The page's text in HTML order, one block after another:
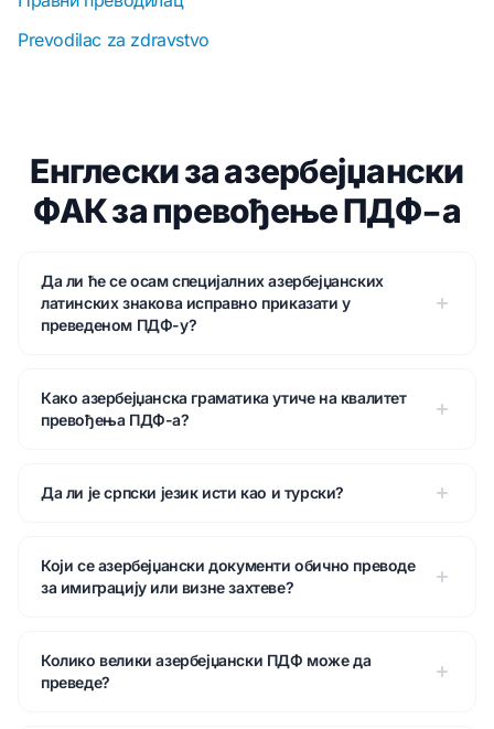
Prevodilac za zdravstvo
Енглески за азербејџански
ФАК за превођење ПДФ-а
Да ли ће се осам специјалних азербејџанских
латинских знакова исправно приказати у
преведеном ПДФ-у?
Како азербејџанска граматика утиче на квалитет
превођења ПДФ-а?
Да ли је српски језик исти као и турски?
Који се азербејџански документи обично преводе
за имиграцију или визне захтеве?
Колико велики азербејџански ПДФ може да
преведе?